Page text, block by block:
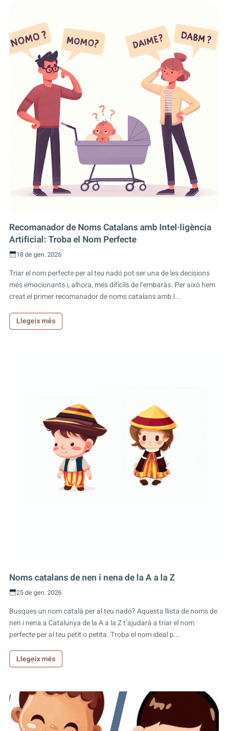
Recomanador de Noms Catalans amb Intel·ligència
Artificial: Troba el Nom Perfecte
18 de gen. 2026
Triar el nom perfecte per al teu nadó pot ser una de les decisions
més emocionants i, alhora, més difícils de l’embaràs. Per això hem
creat el primer recomanador de noms catalans amb I...
Llegeix més
Noms catalans de nen i nena de la A a la Z
25 de gen. 2026
Busques un nom català per al teu nadó? Aquesta llista de noms de
nen i nena a Catalunya de la A a la Z t’ajudarà a triar el nom
perfecte per al teu petit o petita. Troba el nom ideal p...
Llegeix més